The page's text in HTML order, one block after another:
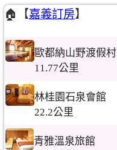
🏠【嘉義訂房】
歐都納山野渡假村
11.77公里
林桂園石泉會館
22.2公里
青雅溫泉旅館